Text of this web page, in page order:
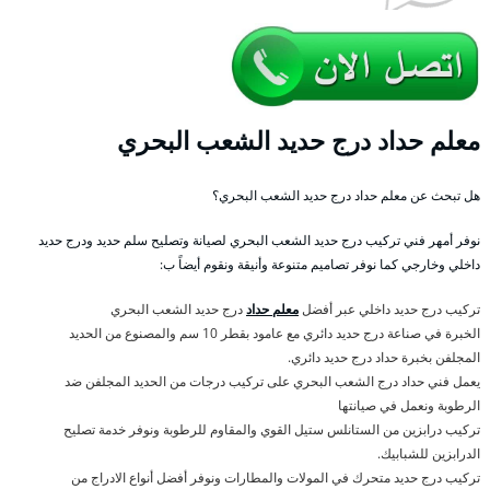
معلم حداد درج حديد الشعب البحري
هل تبحث عن معلم حداد درج حديد الشعب البحري؟
نوفر أمهر فني تركيب درج حديد الشعب البحري لصيانة وتصليح سلم حديد ودرج حديد
داخلي وخارجي كما نوفر تصاميم متنوعة وأنيقة ونقوم أيضاً ب:
تركيب درج حديد داخلي عبر أفضلمعلم حداددرج حديد الشعب البحري
الخبرة في صناعة درج حديد دائري مع عامود بقطر 10 سم والمصنوع من الحديد
المجلفن بخبرة حداد درج حديد دائري.
يعمل فني حداد درج الشعب البحري على تركيب درجات من الحديد المجلفن ضد
الرطوبة ونعمل في صيانتها
تركيب درابزين من الستانلس ستيل القوي والمقاوم للرطوبة ونوفر خدمة تصليح
الدرابزين للشبابيك.
تركيب درج حديد متحرك في المولات والمطارات ونوفر أفضل أنواع الادراج من